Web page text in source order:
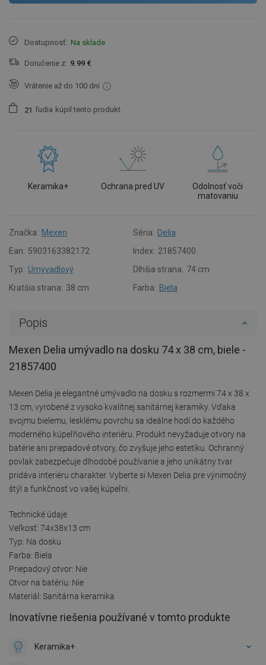
Dostupnosť: Na sklade
Doručenie z: 9.99 €
Vrátenie až do 100 dní
21 ľudia kúpil tento produkt.
Keramika+ Ochrana pred UV
Odolnosť voči
matovaniu
Značka: Mexen Séria: Delia
Ean: 5903163382172 Index: 21857400
Typ: Umyvadlový Dlhšia strana: 74 cm
Kratšia strana: 38 cm Farba: Biela
Popis
Mexen Delia umývadlo na dosku 74 x 38 cm, biele -
21857400
Mexen Delia je elegantné umývadlo na dosku s rozmermi 74 x 38 x
13 cm, vyrobené z vysoko kvalitnej sanitárnej keramiky. Vďaka
svojmu bielemu, lesklému povrchu sa ideálne hodí do každého
moderného kúpeľňového interiéru. Produkt nevyžaduje otvory na
batérie ani priepadové otvory, čo zvyšuje jeho estetiku. Ochranný
povlak zabezpečuje dlhodobé používanie a jeho unikátny tvar
pridáva interiéru charakter. Vyberte si Mexen Delia pre výnimočný
štýl a funkčnosť vo vašej kúpeľni.
Technické údaje
Veľkosť: 74x38x13 cm
Typ: Na dosku
Farba: Biela
Priepadový otvor: Nie
Otvor na batériu: Nie
Materiál: Sanitárna keramika
Inovatívne riešenia používané v tomto produkte
Keramika+